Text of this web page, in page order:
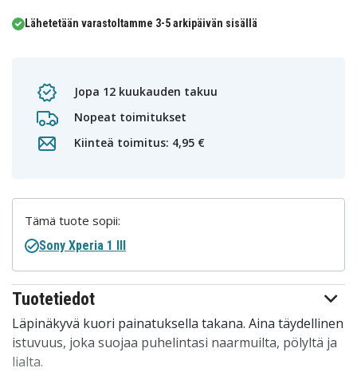
Lähetetään varastoltamme 3-5 arkipäivän sisällä
Jopa 12 kuukauden takuu
Nopeat toimitukset
Kiinteä toimitus: 4,95 €
Tuotetiedot
Läpinäkyvä kuori painatuksella takana. Aina täydellinen
istuvuus, joka suojaa puhelintasi naarmuilta, pölyltä ja
lialta.
Tämä tuote sopii:
Sony Xperia 1 III